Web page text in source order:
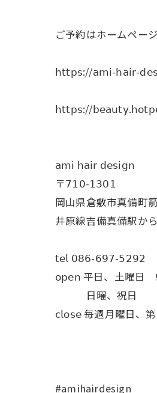
ご予約はホームペー
𝗁𝗍𝗍𝗉𝗌://𝖺𝗆𝗂-𝗁𝖺𝗂𝗋-
𝗁𝗍𝗍𝗉𝗌://
𝖺𝗆𝗂 𝗁𝖺𝗂𝗋 𝖽𝖾𝗌𝗂𝗀𝗇
〒𝟩𝟣𝟢-𝟣𝟥𝟢𝟣
岡山県倉敷市真備町
井原線吉備真備駅か
𝗍𝖾𝗅 𝟢𝟪𝟨-𝟨𝟫𝟩-𝟧𝟤𝟫𝟤
𝗈𝗉𝖾𝗇 平日、土曜日
日曜、祝日
𝖼𝗅𝗈𝗌𝖾 毎週月曜日、
#amihairdesign